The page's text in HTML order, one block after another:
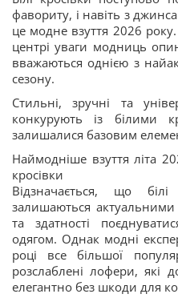
фавориту, і навіть з
це модне взуття 2026
центрі уваги модниць
вважаються однією з
сезону.
Стильні, зручні та
конкурують із білими
залишалися базовим
Наймодніше взуття літа
кросівки
Відзначається, що
залишаються актуальними
та здатності
одягом. Однак модні
році все більшої
розслаблені лофери, які
елегантно без шкоди для